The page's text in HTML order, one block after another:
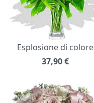
Esplosione di colore
37,90€